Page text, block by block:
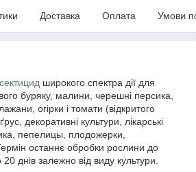
Доставка Оплата Умови
широкого спектра дії для
буряку, малини, черешні персика,
огірки і томати (відкритого
декоративні культури, лікарські
пепелицы, плодожерки,
останнє обробки рослини до
днів залежно від виду культури.